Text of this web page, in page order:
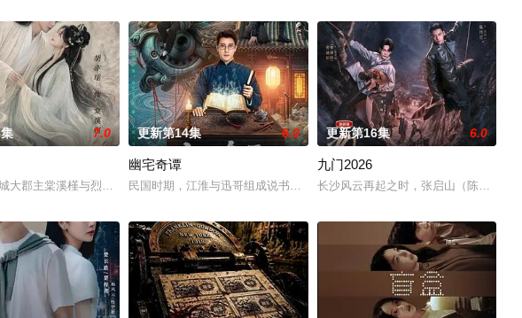
频向米良宣告：婚不结了。鹿鸣村开了锅，村民大骂麦香是叛徒。麦香是婚前体检查出不孕症，从
7.0
大郡主棠溪槿与烈云峥之间曲折动人的情感，以及他们在复杂局势中坚守初心、勇敢面对困难的爱
更新第14集 6.0
幽宅奇谭
民国时期，江淮与迅哥组成说书班子，偶遇“白天人住屋，晚上鬼占房”的阴
更新第16集 6.0
九门2026
长沙风云再起之时，张启山（陈伟霆